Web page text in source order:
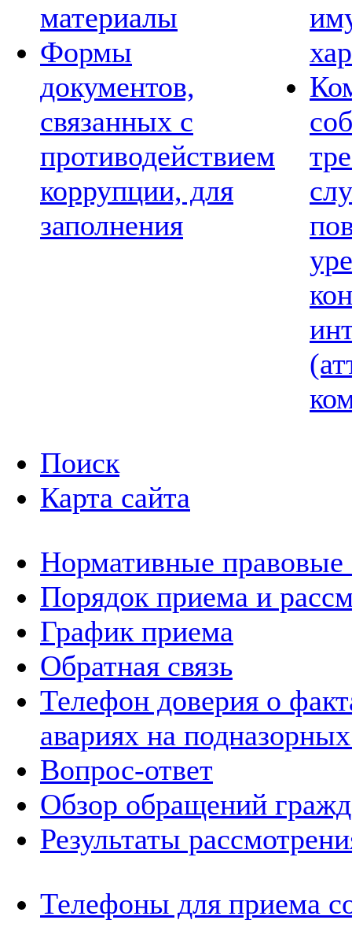
материалы
Формы
документов,
связанных с
противодействием
коррупции, для
заполнения
Поиск
Карта сайта
Нормативные правовые
Порядок приема и
График приема
Обратная связь
Телефон доверия о
авариях на
Вопрос-ответ
Обзор обращений
Результаты
Телефоны для приема